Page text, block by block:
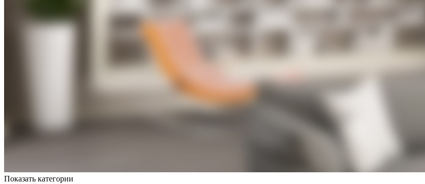
Показать категории